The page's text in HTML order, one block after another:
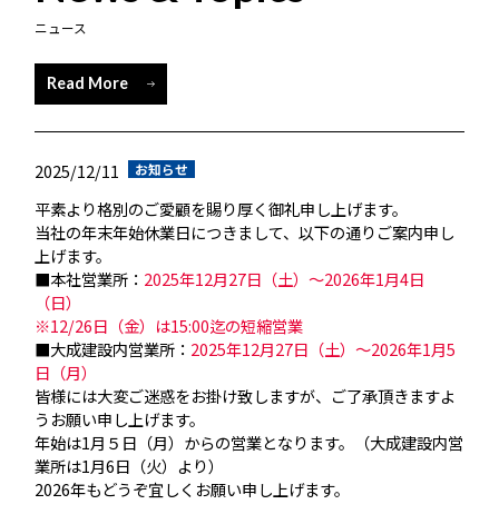
ニュース
Read More
2025/12/11 お知らせ
平素より格別のご愛顧を賜り厚く御礼申し上げます。
当社の年末年始休業日につきまして、以下の通りご案内申し
上げます。
■本社営業所： 2025年12月27日（土）～2026年1月4日
（日）
※12/26日（金）は15:00迄の短縮営業
■大成建設内営業所： 2025年12月27日（土）～2026年1月5
日（月）
皆様には大変ご迷惑をお掛け致しますが、ご了承頂きますよ
うお願い申し上げます。
年始は1月５日（月）からの営業となります。（大成建設内営
業所は1月6日（火）より）
2026年もどうぞ宜しくお願い申し上げます。